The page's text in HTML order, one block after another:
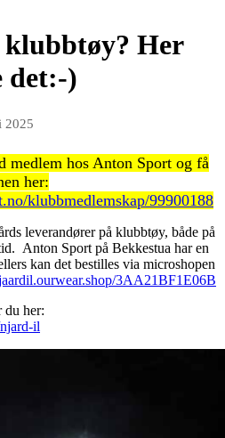
Her
det:-)
2025
medlem hos Anton Sport og få
her:
klubbmedlemskap/99900188
leverandører på klubbtøy, både på
Anton Sport på Bekkestua har en
kan det bestilles via microshopen
3AA21BF1E06B
du her:
il